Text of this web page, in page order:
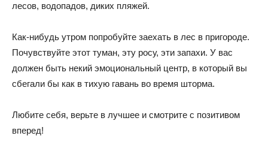
лесов, водопадов, диких пляжей.
Как-нибудь утром попробуйте заехать в лес в пригороде.
Почувствуйте этот туман, эту росу, эти запахи. У вас
должен быть некий эмоциональный центр, в который вы
сбегали бы как в тихую гавань во время шторма.
Любите себя, верьте в лучшее и смотрите с позитивом
вперед!